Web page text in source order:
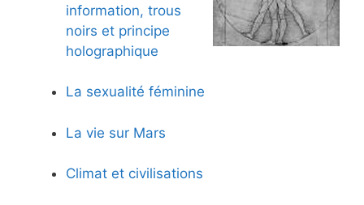
information, trous
noirs et principe
holographique
La sexualité féminine
La vie sur Mars
Climat et civilisations